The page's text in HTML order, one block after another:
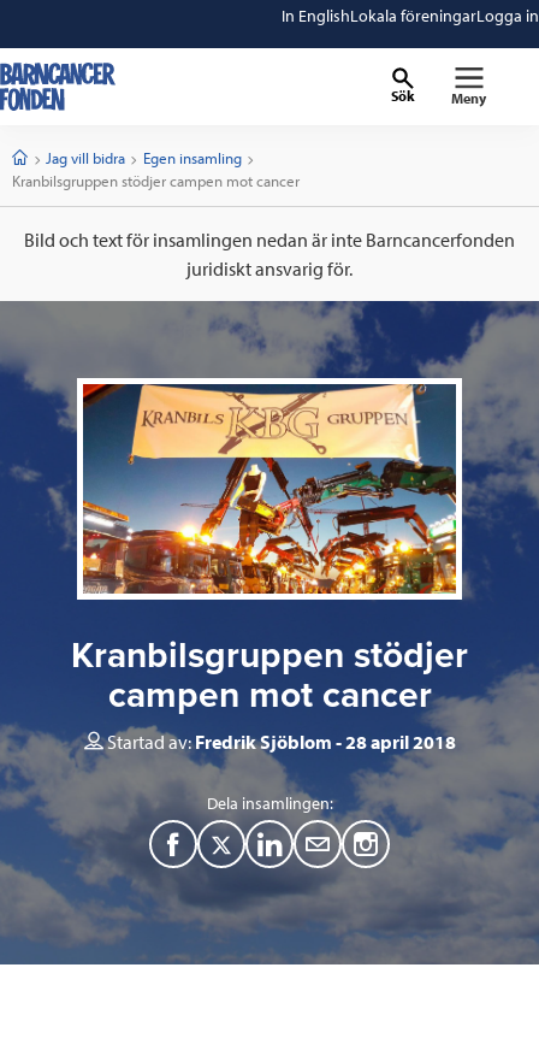
In EnglishLokala föreningarLogga in
Sök Meny
StartJag vill bidra
Egen insamling
Current:
Kranbilsgruppen stödjer campen mot cancer
Bild och text för insamlingen nedan är inte Barncancerfonden
juridiskt ansvarig för.
Kranbilsgruppen stödjer
campen mot cancer
Startad av:Fredrik Sjöblom 28 april 2018
Dela insamlingen:
F
T
L
i
M